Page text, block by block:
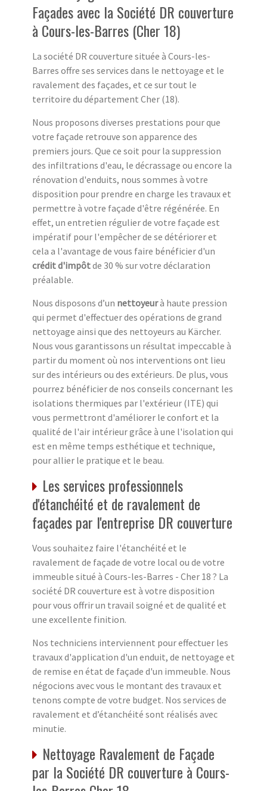
Façades avec la Société DR couverture
à Cours-les-Barres (Cher 18)
La société DR couverture située à Cours-les-
Barres offre ses services dans le nettoyage et le
ravalement des façades, et ce sur tout le
territoire du département Cher (18).
Nous proposons diverses prestations pour que
votre façade retrouve son apparence des
premiers jours. Que ce soit pour la suppression
des infiltrations d'eau, le décrassage ou encore la
rénovation d'enduits, nous sommes à votre
disposition pour prendre en charge les travaux et
permettre à votre façade d'être régénérée. En
effet, un entretien régulier de votre façade est
impératif pour l'empêcher de se détériorer et
cela a l'avantage de vous faire bénéficier d'un
crédit d'impôtde 30 % sur votre déclaration
préalable.
Nous disposons d’un nettoyeurà haute pression
qui permet d'effectuer des opérations de grand
nettoyage ainsi que des nettoyeurs au Kärcher.
Nous vous garantissons un résultat impeccable à
partir du moment où nos interventions ont lieu
sur des intérieurs ou des extérieurs. De plus, vous
pourrez bénéficier de nos conseils concernant les
isolations thermiques par l'extérieur (ITE) qui
vous permettront d'améliorer le confort et la
qualité de l'air intérieur grâce à une l'isolation qui
est en même temps esthétique et technique,
pour allier le pratique et le beau.
Les services professionnels
d'étanchéité et de ravalement de
façades par l'entreprise DR couverture
Vous souhaitez faire l'étanchéité et le
ravalement de façade de votre local ou de votre
immeuble situé à Cours-les-Barres - Cher 18 ? La
société DR couverture est à votre disposition
pour vous offrir un travail soigné et de qualité et
une excellente finition.
Nos techniciens interviennent pour effectuer les
travaux d'application d'un enduit, de nettoyage et
de remise en état de façade d'un immeuble. Nous
négocions avec vous le montant des travaux et
tenons compte de votre budget. Nos services de
ravalement et d’étanchéité sont réalisés avec
minutie.
Nettoyage Ravalement de Façade
par la Société DR couverture à Cours-